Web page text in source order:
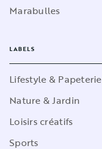
Marabulles
LABELS
Lifestyle & Papeterie
Nature & Jardin
Loisirs créatifs
Sports